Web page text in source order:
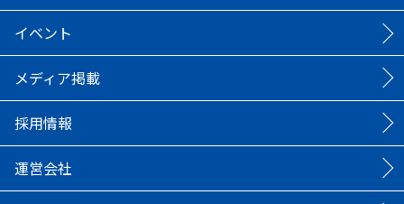
イベント
メディア掲載
採用情報
運営会社